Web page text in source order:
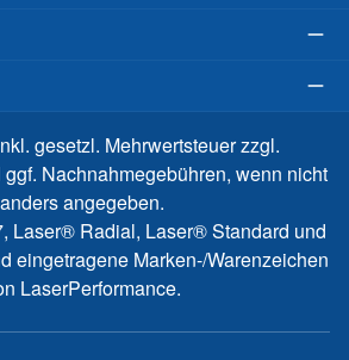
gesetzl. Mehrwertsteuer zzgl.
ggf. Nachnahmegebühren, wenn nicht
anders angegeben.
Laser® Radial, Laser® Standard und
eingetragene Marken-/Warenzeichen
LaserPerformance.